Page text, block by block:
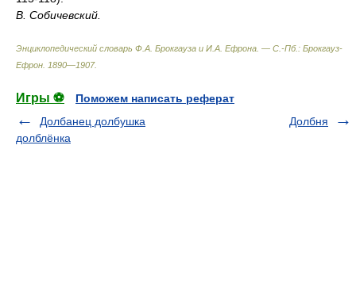
В. Собичевский.
Энциклопедический словарь Ф.А. Брокгауза и И.А. Ефрона. — С.-Пб.: Брокгауз-
Ефрон 1890—1907.
Игры ⚽
Поможем написать реферат
Долбанец долбушка
долблёнка
Долбня